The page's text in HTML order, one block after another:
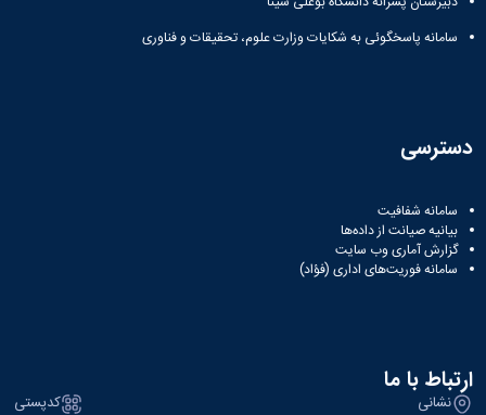
سامانه پاسخگوئی به شکایات وزارت علوم، تحقیقات و فناوری
دسترسی
سامانه شفافیت
بیانیه صیانت از داده‌ها
گزارش آماری وب‌ سایت
سامانه فوریت‌های اداری (فؤاد)
ارتباط با ما
نشانی کدپستی